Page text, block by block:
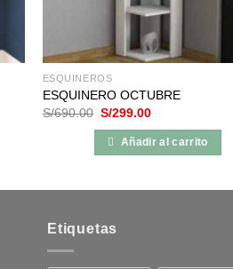
ESQUINEROS
ESQUINERO OCTUBRE
S/690.00 El
original
era:
S/299.00El
actual
es:
Añadir al carrito
Etiquetas